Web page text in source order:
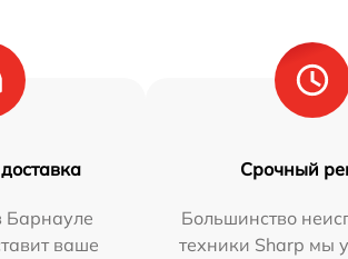
Барнауле
ваше
Срочный
Большинство
техники Sharp мы